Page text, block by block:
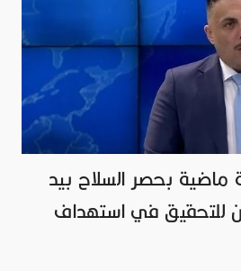
بحصر السلاح بيد
للتحقيق في استهداف